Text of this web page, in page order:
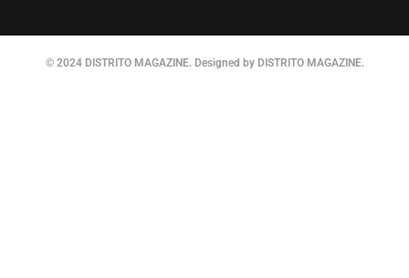
© 2024 DISTRITO MAGAZINE. Designed by DISTRITO MAGAZINE.